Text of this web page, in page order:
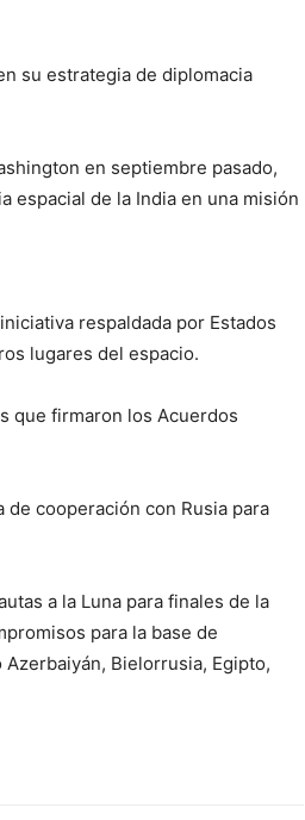
su estrategia de diplomacia
en septiembre pasado,
espacial de la India en una misión
respaldada por Estados
lugares del espacio.
que firmaron los Acuerdos
de cooperación con Rusia para
a la Luna para finales de la
para la base de
Bielorrusia, Egipto,